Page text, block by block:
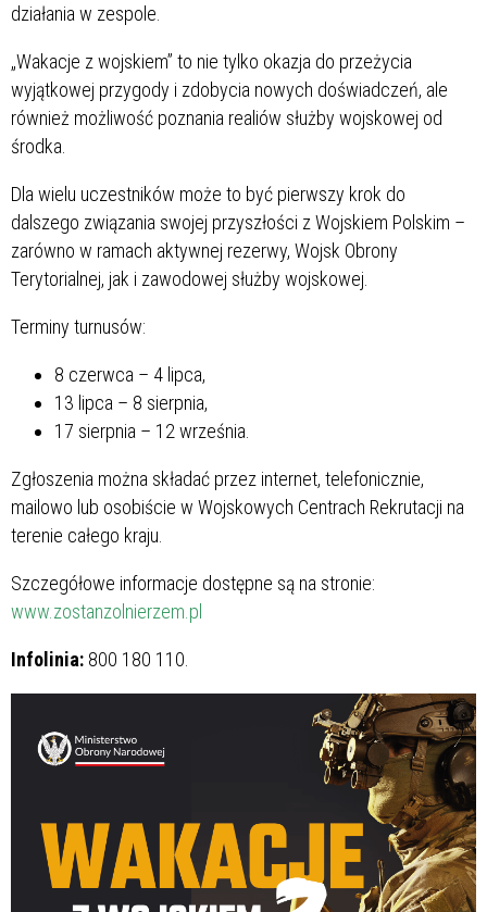
działania w zespole.
„Wakacje z wojskiem” to nie tylko okazja do przeżycia
wyjątkowej przygody i zdobycia nowych doświadczeń, ale
również możliwość poznania realiów służby wojskowej od
środka.
Dla wielu uczestników może to być pierwszy krok do
dalszego związania swojej przyszłości z Wojskiem Polskim –
zarówno w ramach aktywnej rezerwy, Wojsk Obrony
Terytorialnej, jak i zawodowej służby wojskowej.
Terminy turnusów:
8 czerwca – 4 lipca,
13 lipca – 8 sierpnia,
17 sierpnia – 12 września.
Zgłoszenia można składać przez internet, telefonicznie,
mailowo lub osobiście w Wojskowych Centrach Rekrutacji na
terenie całego kraju.
Szczegółowe informacje dostępne są na stronie:
www.zostanzolnierzem.pl
Infolinia: 800 180 110.